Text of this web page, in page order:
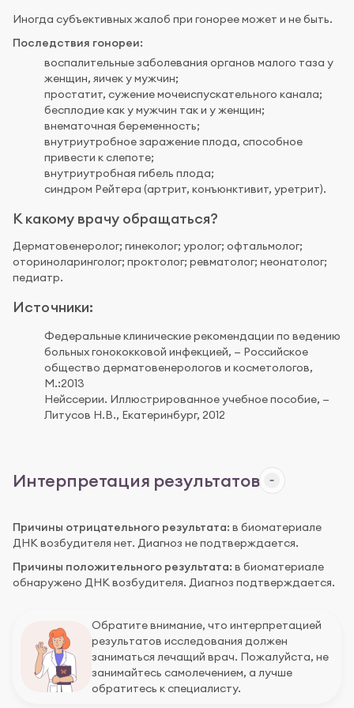
Иногда субъективных жалоб при гонорее может и не быть.
Последствия гонореи:
воспалительные заболевания органов малого таза у
женщин, яичек у мужчин;
простатит, сужение мочеиспускательного канала;
бесплодие как у мужчин так и у женщин;
внематочная беременность;
внутриутробное заражение плода, способное
привести к слепоте;
внутриутробная гибель плода;
синдром Рейтера (артрит, конъюнктивит, уретрит).
К какому врачу обращаться?
Дерматовенеролог; гинеколог; уролог; офтальмолог;
оториноларинголог; проктолог; ревматолог; неонатолог;
педиатр.
Источники:
Федеральные клинические рекомендации по ведению
больных гонококковой инфекцией, — Российское
общество дерматовенерологов и косметологов,
М.:2013
Нейссерии. Иллюстрированное учебное пособие, —
Литусов Н.В., Екатеринбург, 2012
Интерпретация результатов
Причины отрицательного результата: в биоматериале
ДНК возбудителя нет. Диагноз не подтверждается.
Причины положительного результата: в биоматериале
обнаружено ДНК возбудителя. Диагноз подтверждается.
Обратите внимание, что интерпретацией
результатов исследования должен
заниматься лечащий врач. Пожалуйста, не
занимайтесь самолечением, а лучше
обратитесь к специалисту.